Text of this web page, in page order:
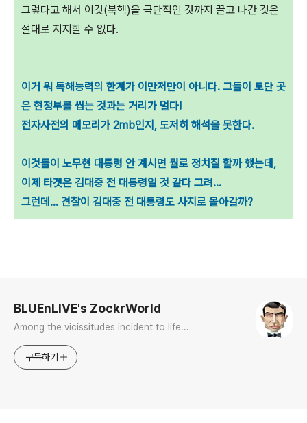
그렇다고 해서 이것(북핵)을 극단적인 것까지 끌고 나간 것은
절대로 지지할 수 없다.
이거 뭐 독해능력의 한계가 이만저만이 아니다. 그들이 토단 곳
은 현정부를 씹는 것과는 거리가 멀다!
전자사전의 메모리가 2mb인지, 도저히 해석을 못한다.
이것들이 노무현 대통령 안 계시면 뭘로 정치질 할까 했는데,
이제 타겟은 김대중 전 대통령일 것 같다 그려...
그런데... 견찰이 김대중 전 대통령도 사지로 몰아갈까?
BLUEnLIVE's ZockrWorld
Among the vicissitudes incident to life...
구독하기